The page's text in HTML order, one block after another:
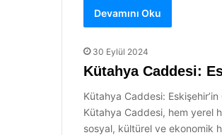
Devamını Oku
30 Eylül 2024
Kütahya Caddesi:
Kütahya Caddesi:
Kütahya Caddesi, hem yerel
sosyal, kültürel ve ekonomik